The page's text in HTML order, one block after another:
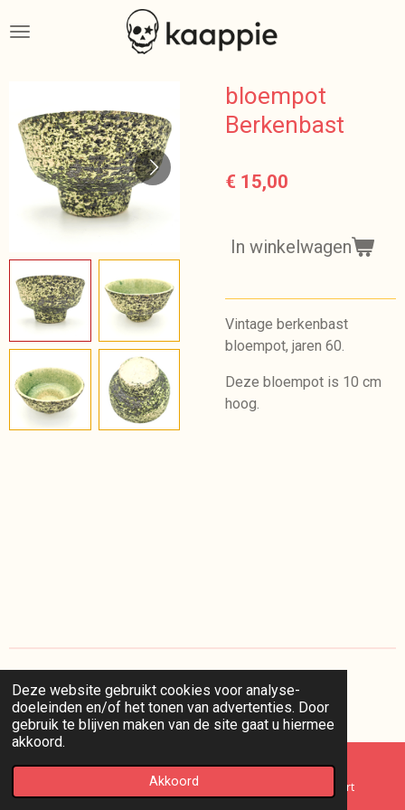
Deze website gebruikt cookies voor analyse-
doeleinden en/of het tonen van advertenties. Door
gebruik te blijven maken van de site gaat u hiermee
akkoord.
Akkoord
direct
bloempot
Berkenbast
€ 15,00
In winkelwagen
Vintage berkenbast
bloempot, jaren 60.
Deze bloempot is 10 cm
hoog.
I
n
s
t
a
r
© 2025 kaappie /voorwaarden /privacy/retourneren
Telefoonnummer Kaart